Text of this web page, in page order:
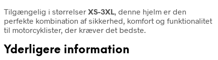
Tilgængelig i størrelser XS-3XL, denne hjelm er den
perfekte kombination af sikkerhed, komfort og funktionalitet
til motorcyklister, der kræver det bedste.
Yderligere information